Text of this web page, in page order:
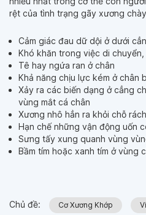
rệt của tình trạng gãy xương
Cảm giác đau dữ dội ở dưới
Khó khăn trong việc di
Tê hay ngứa ran ở chân
Khả năng chịu lực kém ở chân
Xảy ra các biến dạng ở cẳng
vùng mắt cá chân
Xương nhô hẳn ra khỏi chỗ
Hạn chế những vận động uốn
Sưng tấy xung quanh vùng
Bầm tím hoặc xanh tím ở vùng
Chủ đề: Cơ Xương Khớp